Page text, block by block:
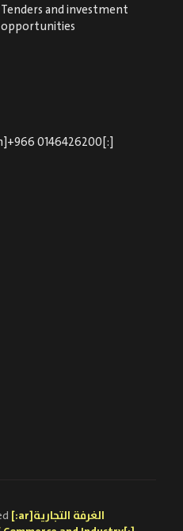
Tenders and investment
opportunities
0146426200[:]
[:ar]الغرفة التجارية